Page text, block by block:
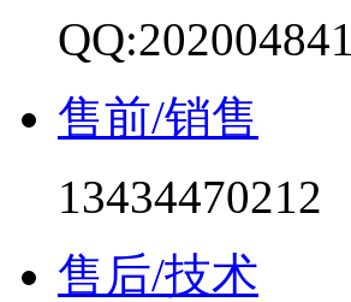
QQ:202004841
售前/销售
13434470212
售后/技术